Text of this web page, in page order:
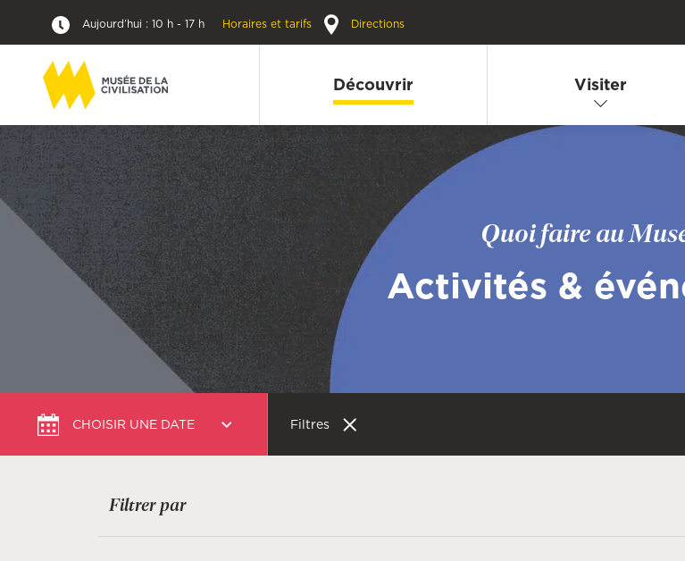
Aujourd’hui : 10 h - 17 h Horaires et tarifs Directions
Découvrir Visiter
Quoi faire au
Activités &
CHOISIR UNE DATE
une
date
Filtres
Filtrer par